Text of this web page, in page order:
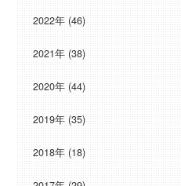
2022年 (46)
2021年 (38)
2020年 (44)
2019年 (35)
2018年 (18)